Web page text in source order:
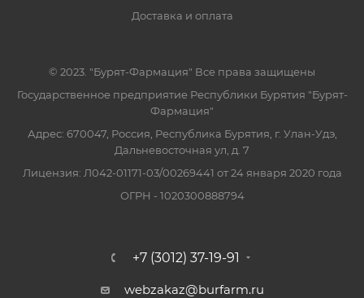
Доставка и оплата
© 2023. "Бурят-Фармация" Все права защищены
Государственное предприятие Республики Бурятия "Бурят-
Фармация"
Адрес: 670047, Россия, Республика Бурятия, г. Улан-Удэ,
Дальневосточная ул, д. 7
Лицензия: Л042-01171-03/00269441 от 24 января 2020 года
ОГРН - 1020300888794
+7 (3012) 37-19-91
webzakaz@burfarm.ru